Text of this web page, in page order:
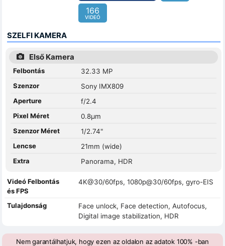
166
VIDEÓ
SZELFI KAMERA
Első Kamera
Felbontás
32.33 MP
Szenzor
Sony IMX809
Aperture
f/2.4
Pixel Méret
0.8µm
Szenzor Méret
1/2.74"
Lencse
21mm (wide)
Extra
Panorama, HDR
Videó Felbontás
és FPS
4K@30/60fps, 1080p@30/60fps, gyro-EIS
Tulajdonság
Face unlock, Face detection, Autofocus,
Digital image stabilization, HDR
Nem garantálhatjuk, hogy ezen az oldalon az adatok 100% -ban